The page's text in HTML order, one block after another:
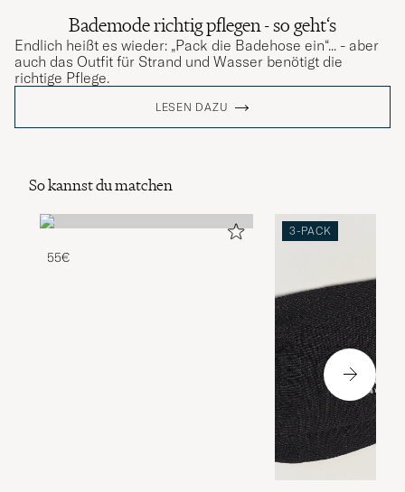
Bademode richtig pflegen - so geht‘s
Endlich heißt es wieder: „Pack die Badehose ein“... - aber
auch das Outfit für Strand und Wasser benötigt die
richtige Pflege.
LESEN DAZU
So kannst du matchen
55€
3-PACK